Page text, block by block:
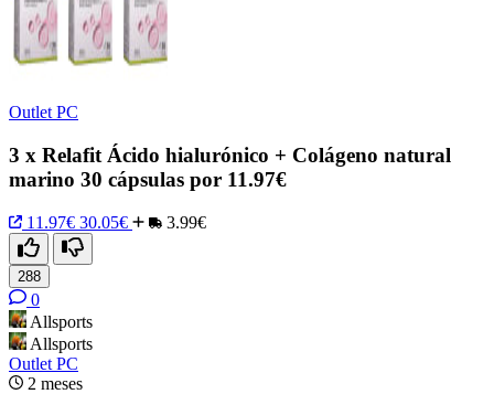
Outlet PC
3 x Relafit Ácido hialurónico + Colágeno natural
marino 30 cápsulas por 11.97€
11.97€ 30.05€ 3.99€
288
0
Allsports
Allsports
Outlet PC
2 meses